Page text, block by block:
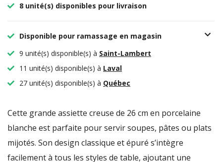
8 unité(s) disponibles pour livraison
Disponible pour ramassage en magasin
9 unité(s) disponible(s) à Saint-Lambert
11 unité(s) disponible(s) à Laval
27 unité(s) disponible(s) à Québec
Cette grande assiette creuse de 26 cm en porcelaine
blanche est parfaite pour servir soupes, pâtes ou plats
mijotés. Son design classique et épuré s’intègre
facilement à tous les styles de table, ajoutant une